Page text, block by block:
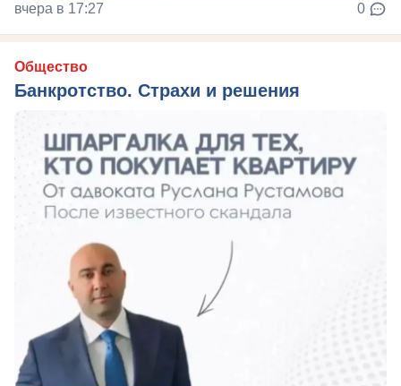
вчера в 17:27 0
Общество
Банкротство. Страхи и решения